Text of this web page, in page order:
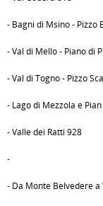
- Bagni di Msino - Pizzo
- Val di Mello - Piano di
- Val di Togno - Pizzo
- Lago di Mezzola e
- Valle dei Ratti 928
-
- Da Monte Belvedere